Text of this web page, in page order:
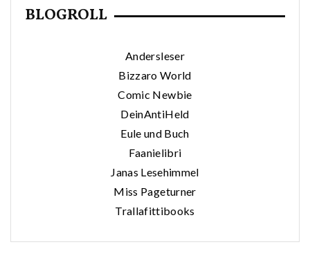
BLOGROLL
Andersleser
Bizzaro World
Comic Newbie
DeinAntiHeld
Eule und Buch
Faanielibri
Janas Lesehimmel
Miss Pageturner
Trallafittibooks